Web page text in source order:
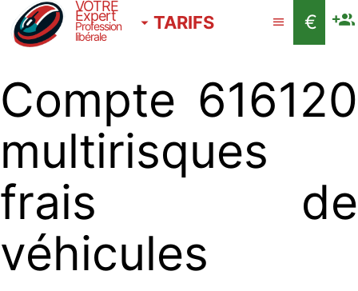
VOTRE
Expert
Profession
libérale
TARIFS €
Compte 616120
multirisques
frais de
véhicules